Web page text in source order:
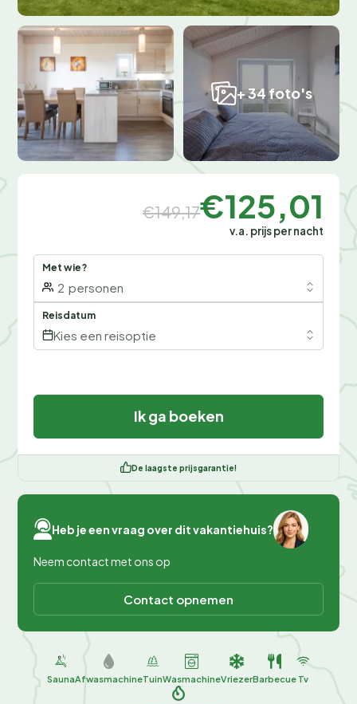
+ 34 foto's
€149,17€125,01
v.a. prijs per nacht
Met wie?
2 personen
Reisdatum
Kies een reisoptie
Ik ga boeken
De laagste prijsgarantie!
Heb je een vraag over dit vakantiehuis?
Neem contact met ons op
Contact opnemen
SaunaAfwasmachineTuinWasmachineVriezerBarbecue Tv